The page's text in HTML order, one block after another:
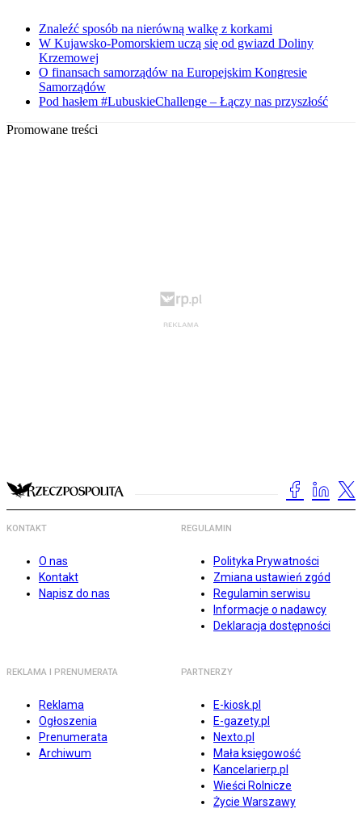
Znaleźć sposób na nierówną walkę z korkami
W Kujawsko-Pomorskiem uczą się od gwiazd Doliny
Krzemowej
O finansach samorządów na Europejskim Kongresie
Samorządów
Pod hasłem #LubuskieChallenge – Łączy nas przyszłość
Promowane treści
KONTAKT
O nas
Kontakt
Napisz do nas
REGULAMIN
Polityka Prywatności
Zmiana ustawień zgód
Regulamin serwisu
Informacje o nadawcy
Deklaracja dostępności
REKLAMA I PRENUMERATA
Reklama
Ogłoszenia
Prenumerata
Archiwum
PARTNERZY
E-kiosk.pl
E-gazety.pl
Nexto.pl
Mała księgowość
Kancelarierp.pl
Wieści Rolnicze
Życie Warszawy